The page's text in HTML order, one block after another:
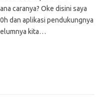
caranya? Oke disini saya
dan aplikasi pendukungnya
kita…